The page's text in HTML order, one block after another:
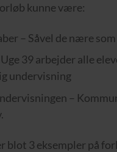
kunne være:
– Såvel de nære
39 arbejder alle
undervisning
–
blot 3 eksempler på